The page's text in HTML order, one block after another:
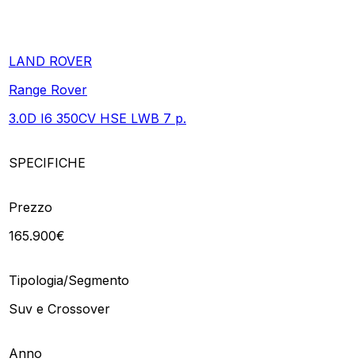
LAND ROVER
Range Rover
3.0D I6 350CV HSE LWB 7 p.
SPECIFICHE
Prezzo
165.900€
Tipologia/Segmento
Suv e Crossover
Anno